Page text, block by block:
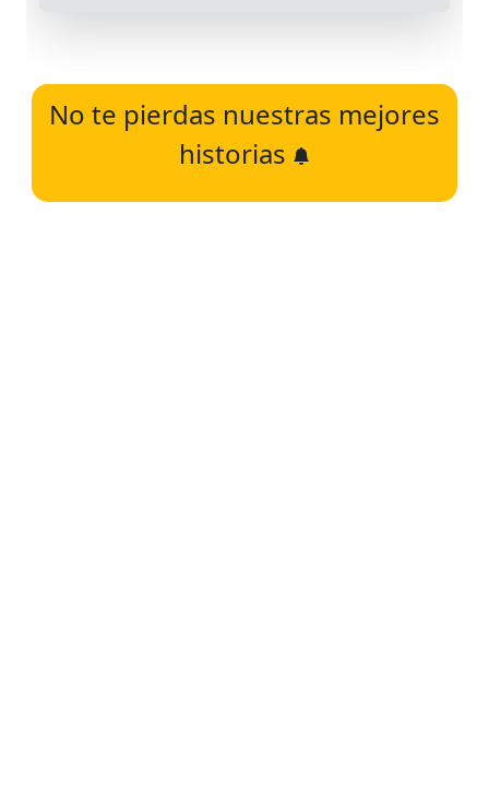
No te pierdas nuestras mejores
historias